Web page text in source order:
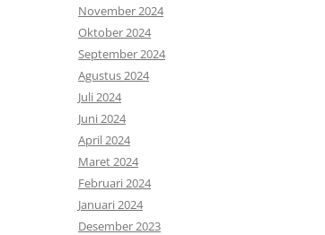
November 2024
Oktober 2024
September 2024
Agustus 2024
Juli 2024
Juni 2024
April 2024
Maret 2024
Februari 2024
Januari 2024
Desember 2023